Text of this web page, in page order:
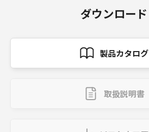
ダウンロード
製品カタログ
取扱説明書